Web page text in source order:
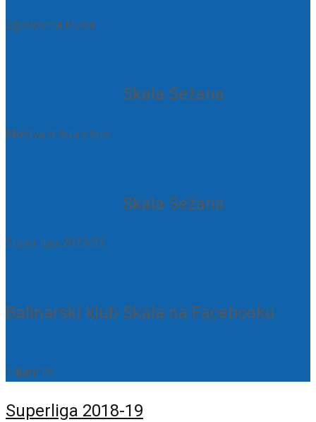
Zgodovina kluba
Skala Sežana
Moštva iz leta v leto
Skala Sežana
Super liga 2022/23
Balinarski klub Skala na Facebooku
14Jan/19
Superliga 2018-19